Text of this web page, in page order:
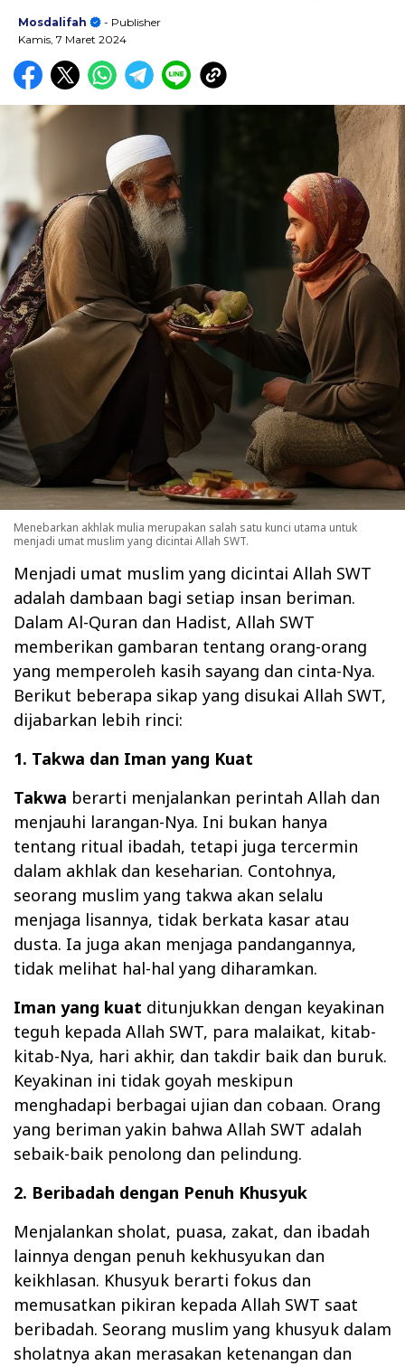
Mosdalifah
- Publisher
Kamis, 7 Maret 2024
Menebarkan akhlak mulia merupakan salah satu kunci utama untuk
menjadi umat muslim yang dicintai Allah SWT.
Menjadi umat muslim yang dicintai Allah SWT
adalah dambaan bagi setiap insan beriman.
Dalam Al-Quran dan Hadist, Allah SWT
memberikan gambaran tentang orang-orang
yang memperoleh kasih sayang dan cinta-Nya.
Berikut beberapa sikap yang disukai Allah SWT,
dijabarkan lebih rinci:
1. Takwa dan Iman yang Kuat
Takwa berarti menjalankan perintah Allah dan
menjauhi larangan-Nya. Ini bukan hanya
tentang ritual ibadah, tetapi juga tercermin
dalam akhlak dan keseharian. Contohnya,
seorang muslim yang takwa akan selalu
menjaga lisannya, tidak berkata kasar atau
dusta. Ia juga akan menjaga pandangannya,
tidak melihat hal-hal yang diharamkan.
Iman yang kuat ditunjukkan dengan keyakinan
teguh kepada Allah SWT, para malaikat, kitab-
kitab-Nya, hari akhir, dan takdir baik dan buruk.
Keyakinan ini tidak goyah meskipun
menghadapi berbagai ujian dan cobaan. Orang
yang beriman yakin bahwa Allah SWT adalah
sebaik-baik penolong dan pelindung.
2. Beribadah dengan Penuh Khusyuk
Menjalankan sholat, puasa, zakat, dan ibadah
lainnya dengan penuh kekhusyukan dan
keikhlasan. Khusyuk berarti fokus dan
memusatkan pikiran kepada Allah SWT saat
beribadah. Seorang muslim yang khusyuk dalam
sholatnya akan merasakan ketenangan dan